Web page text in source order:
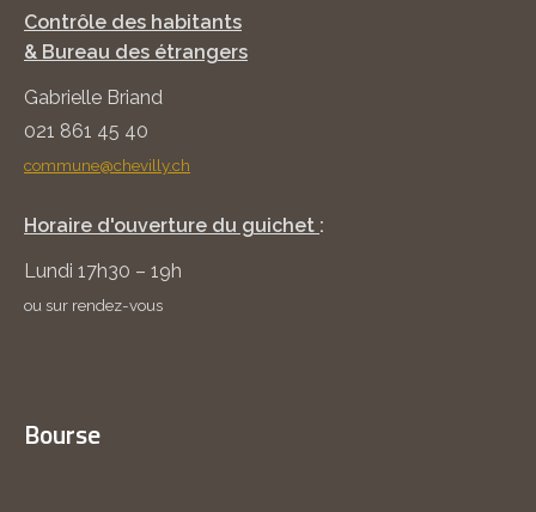
Contrôle des habitants
& Bureau des étrangers
Gabrielle Briand
021 861 45 40
commune@chevilly.ch
Horaire d'ouverture du guichet :
Lundi 17h30 – 19h
ou sur rendez-vous
Bourse